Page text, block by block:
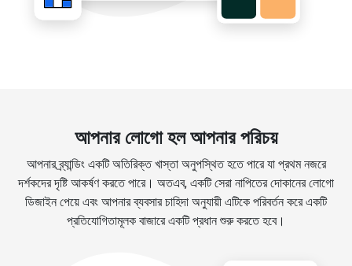
আপনার লোগো হল আপনার পরিচয়
আপনার ব্র্যান্ডিং একটি অতিরিক্ত খাস্তা অনুপস্থিত হতে পারে যা প্রথম নজরে
দর্শকদের দৃষ্টি আকর্ষণ করতে পারে। অতএব, একটি সেরা নাপিতের দোকানের লোগো
ডিজাইন পেয়ে এবং আপনার ব্যবসার চাহিদা অনুযায়ী এটিকে পরিবর্তন করে একটি
প্রতিযোগিতামূলক বাজারে একটি প্রধান শুরু করতে হবে।